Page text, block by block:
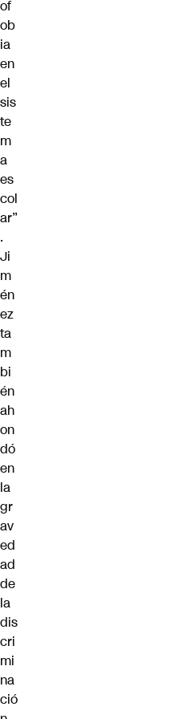
of
ob
ia
en
el
sis
te
m
a
es
col
ar”
.
Ji
m
én
ez
ta
m
bi
én
ah
on
dó
en
la
gr
av
ed
ad
de
la
dis
cri
mi
na
ció